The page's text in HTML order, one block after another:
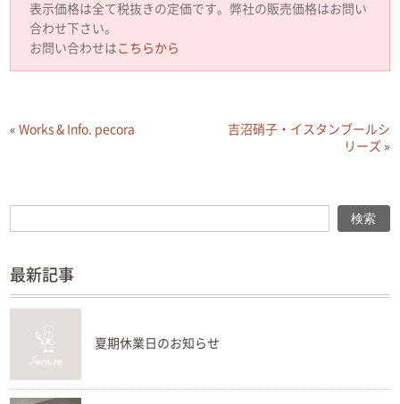
表示価格は全て税抜きの定価です。弊社の販売価格はお問い
合わせ下さい。
お問い合わせは こちらから
«Works & Info. pecora
吉沼硝子・イスタンブールシ
リーズ »
検索
最新記事
夏期休業日のお知らせ